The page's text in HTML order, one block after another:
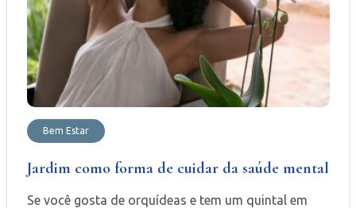
Bem Estar
Jardim como forma de cuidar da saúde mental
Se você gosta de orquídeas e tem um quintal em